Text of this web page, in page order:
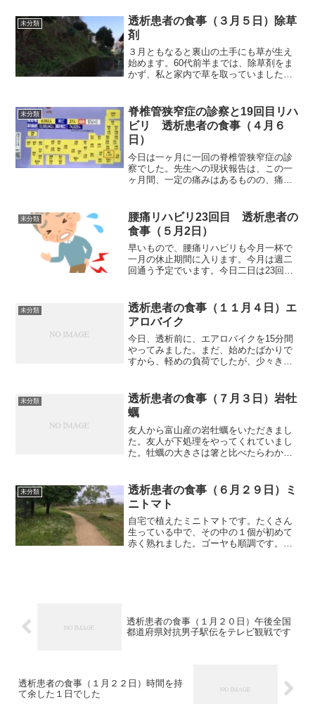
未分類
透析患者の食事（３月５日）除草
剤
３月ともなると裏山の土手にも草が生え
始めます。60代前半までは、除草剤をま
かず、私と家内で草を取っていました。
危なくなりましたから、除草剤をまくよ
うにしました。まきた...
未分類
脊椎管狭窄症の診察と19回目リハ
ビリ 透析患者の食事（４月６
日）
今日は一ヶ月に一回の脊椎管狭窄症の診
察でした。先生への現状報告は、この一
ヶ月間、一定の痛みはあるものの、痛く
た等々。毎日の生活に差し障りがなけれ
ば現在のままリハビリ中...
未分類
腰痛リハビリ23回目 透析患者の
食事（５月2日）
早いもので、腰痛リハビリも今月一杯で
一月の休止期間に入ります。今月は週二
回通う予定でいます。今日二日は23回目
めてしまいました。月曜日の朝、上を向
いて寝ている姿勢から腹ば...
未分類
透析患者の食事（１１月４日）エ
アロバイク
今日、透析前に、エアロバイクを15分間
やってみました。まだ、始めたばかりで
すから、軽めの負荷でしたが、少々きつ
り、足を上下させる運動もやりました。
できれば、毎回やっていた...
未分類
透析患者の食事（７月３日）岩牡
蠣
友人から富山産の岩牡蠣をいただきまし
た。友人が下処理をやってくれていまし
た。牡蠣の大きさは箸と比べたらわかり
まりの大きさに生で食べるには勇気がい
ります。夕食で焼いて食べ...
未分類
透析患者の食事（６月２９日）ミ
ニトマト
自宅で植えたミニトマトです。たくさん
生っている中で、その中の１個が初めて
赤く熟れました。ゴーヤも順調です。そ
透析患者の食事（１月２０日）午後全国
都道府県対抗男子駅伝をテレビ観戦です
透析患者の食事（１月２２日）時間を持
て余した１日でした